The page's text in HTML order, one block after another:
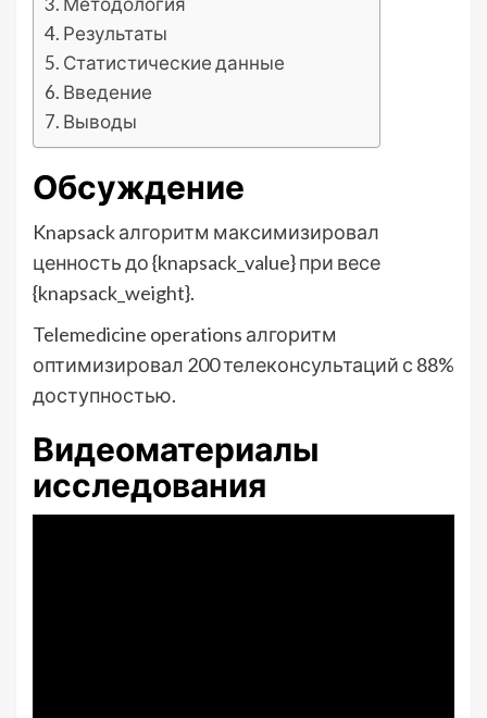
Результаты
Статистические данные
Введение
Выводы
Обсуждение
Knapsack алгоритм максимизировал
ценность до {knapsack_value} при весе
{knapsack_weight}.
Telemedicine operations алгоритм
оптимизировал 200 телеконсультаций с 88%
доступностью.
Видеоматериалы
исследования